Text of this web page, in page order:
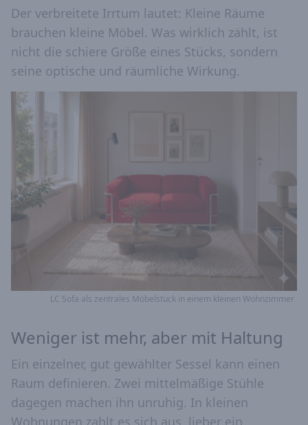
Der verbreitete Irrtum lautet: Kleine Räume
brauchen kleine Möbel. Was wirklich zählt, ist
nicht die schiere Größe eines Stücks, sondern
seine optische und räumliche Wirkung.
LC Sofa als zentrales Möbelstück in einem kleinen Wohnzimmer
Weniger ist mehr, aber mit Haltung
Ein einzelner, gut gewählter Sessel kann einen
Raum definieren. Zwei mittelmäßige Stühle
dagegen machen ihn unruhig. In kleinen
Wohnungen zahlt es sich aus, lieber ein